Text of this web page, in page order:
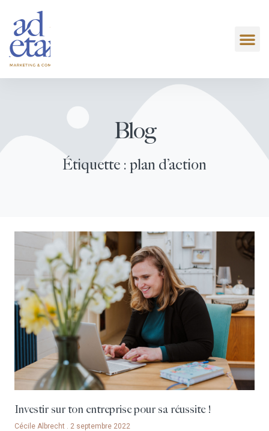
Blog
Étiquette : plan d’action
Investir sur ton entreprise pour sa réussite !
Cécile Albrecht 2 septembre 2022